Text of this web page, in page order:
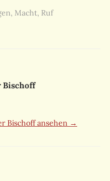
, Macht, Ruf
Bischoff
Bischoff ansehen →